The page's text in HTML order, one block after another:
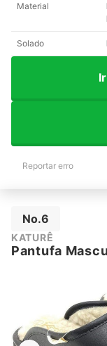
Material
Solado
Reportar erro
No.6
KATURÊ
Pantufa